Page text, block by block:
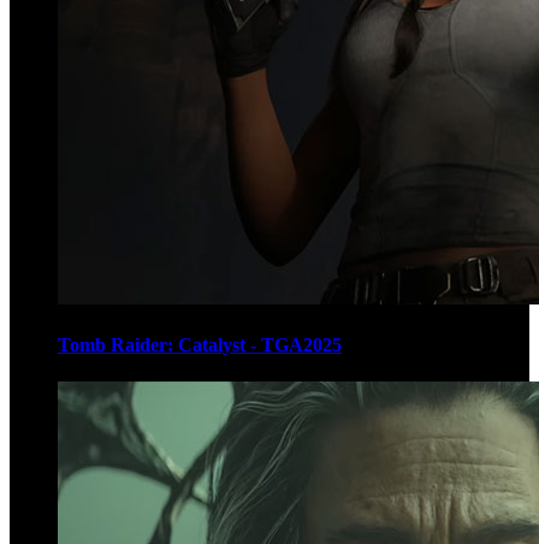
Tomb Raider: Catalyst - TGA2025